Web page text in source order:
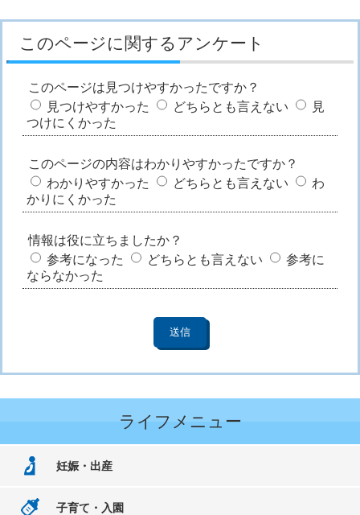
このページに関するアンケート
このページは見つけやすかったですか？
見つけやすかった
どちらとも言えない
見
つけにくかった
このページの内容はわかりやすかったですか？
わかりやすかった
どちらとも言えない
わ
かりにくかった
情報は役に立ちましたか？
参考になった
どちらとも言えない
参考に
ならなかった
ライフメニュー
妊娠・出産
子育て・入園